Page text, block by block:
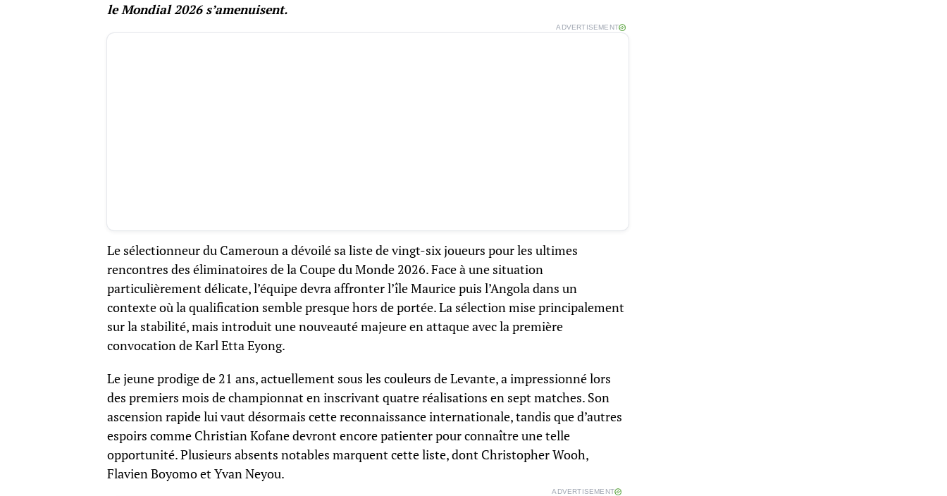
le Mondial 2026 s’amenuisent.
ADVERTISEMENT
Le sélectionneur du Cameroun a dévoilé sa liste de vingt-six joueurs pour les ultimes
rencontres des éliminatoires de la Coupe du Monde 2026. Face à une situation
particulièrement délicate, l’équipe devra affronter l’île Maurice puis l’Angola dans un
contexte où la qualification semble presque hors de portée. La sélection mise principalement
sur la stabilité, mais introduit une nouveauté majeure en attaque avec la première
convocation de Karl Etta Eyong.
Le jeune prodige de 21 ans, actuellement sous les couleurs de Levante, a impressionné lors
des premiers mois de championnat en inscrivant quatre réalisations en sept matches. Son
ascension rapide lui vaut désormais cette reconnaissance internationale, tandis que d’autres
espoirs comme Christian Kofane devront encore patienter pour connaître une telle
opportunité. Plusieurs absents notables marquent cette liste, dont Christopher Wooh,
Flavien Boyomo et Yvan Neyou.
ADVERTISEMENT